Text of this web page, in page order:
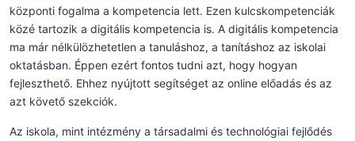
központi fogalma a kompetencia lett. Ezen kulcskompetenciák
közé tartozik a digitális kompetencia is. A digitális kompetencia
ma már nélkülözhetetlen a tanuláshoz, a tanításhoz az iskolai
oktatásban. Éppen ezért fontos tudni azt, hogy hogyan
fejleszthető. Ehhez nyújtott segítséget az online előadás és az
azt követő szekciók.
Az iskola, mint intézmény a társadalmi és technológiai fejlődés